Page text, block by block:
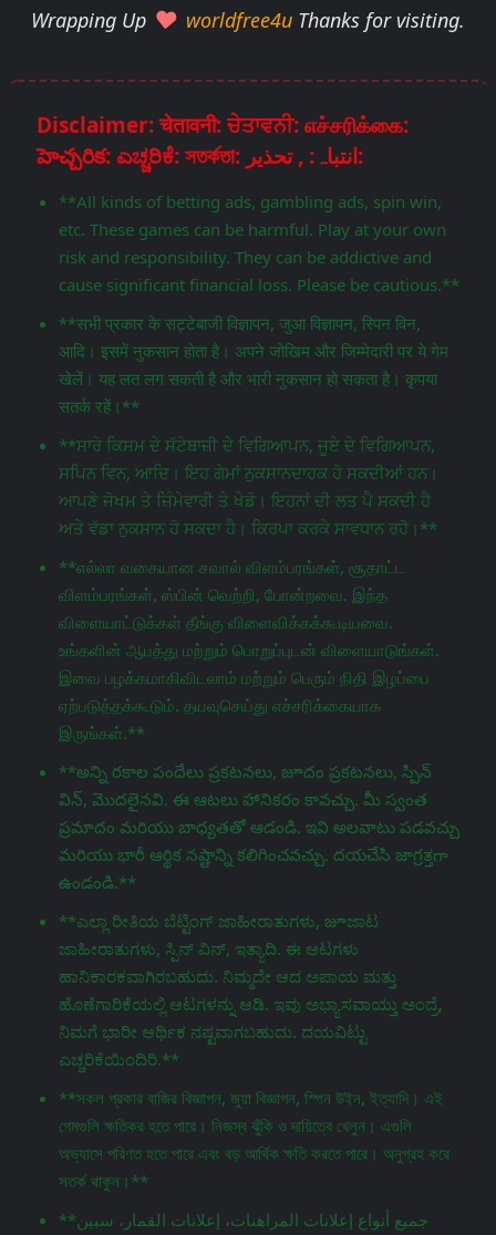
Wrapping Up worldfree4u Thanks for visiting.
Disclaimer: चेतावनी: ਚੇਤਾਵਨੀ: எச்சரிக்கை:
హెచ్చరిక: ಎಚ್ಚರಿಕೆ: সতর্কতা: انتباہ: , تحذير:
**All kinds of betting ads, gambling ads, spin win,
etc. These games can be harmful. Play at your own
risk and responsibility. They can be addictive and
cause significant financial loss. Please be cautious.**
**सभी प्रकार के सट्टेबाजी विज्ञापन, जुआ विज्ञापन, स्पिन विन,
आदि। इसमें नुकसान होता है। अपने जोखिम और जिम्मेदारी पर ये गेम
खेलें। यह लत लग सकती है और भारी नुकसान हो सकता है। कृपया
सतर्क रहें।**
**ਸਾਰੇ ਕਿਸਮ ਦੇ ਸੱਟੇਬਾਜ਼ੀ ਦੇ ਵਿਗਿਆਪਨ, ਜੂਏ ਦੇ ਵਿਗਿਆਪਨ,
ਸਪਿਨ ਵਿਨ, ਆਦਿ। ਇਹ ਗੇਮਾਂ ਨੁਕਸਾਨਦਾਹਕ ਹੋ ਸਕਦੀਆਂ ਹਨ।
ਆਪਣੇ ਜੋਖਮ ਤੇ ਜ਼ਿੰਮੇਵਾਰੀ ਤੇ ਖੇਡੋ। ਇਹਨਾਂ ਦੀ ਲਤ ਪੈ ਸਕਦੀ ਹੈ
ਅਤੇ ਵੱਡਾ ਨੁਕਸਾਨ ਹੋ ਸਕਦਾ ਹੈ। ਕਿਰਪਾ ਕਰਕੇ ਸਾਵਧਾਨ ਰਹੋ।**
**எல்லா வகையான சவால் விளம்பரங்கள், சூதாட்ட
விளம்பரங்கள், ஸ்பின் வெற்றி, போன்றவை. இந்த
விளையாட்டுக்கள் தீங்கு விளைவிக்கக்கூடியவை.
உங்களின் ஆபத்து மற்றும் பொறுப்புடன் விளையாடுங்கள்.
இவை பழக்கமாகிவிடலாம் மற்றும் பெரும் நிதி இழப்பை
ஏற்படுத்தக்கூடும். தயவுசெய்து எச்சரிக்கையாக
இருங்கள்.**
**అన్ని రకాల పందేలు ప్రకటనలు, జూదం ప్రకటనలు, స్పిన్
విన్, మొదలైనవి. ఈ ఆటలు హానికరం కావచ్చు. మీ స్వంత
ప్రమాదం మరియు బాధ్యతతో ఆడండి. ఇవి అలవాటు పడవచ్చు
మరియు భారీ ఆర్థిక నష్టాన్ని కలిగించవచ్చు. దయచేసి జాగ్రತ್ತగా
ఉండండి.**
**ಎಲ್ಲಾ ರೀತಿಯ ಬೆಟ್ಟಿಂಗ್ ಜಾಹೀರಾತುಗಳು, జూಜಾಟ
ಜಾಹೀರಾತುಗಳು, ಸ್ಪಿನ್ ವಿನ್, ಇತ್ಯಾದಿ. ಈ ಆಟಗಳು
ಹಾನಿಕಾರಕವಾಗಿರಬಹುದು. ನಿಮ್ಮದೇ ಆದ ಅಪಾಯ ಮತ್ತು
ಹೊಣೆಗಾರಿಕೆಯಲ್ಲಿ ಆಟಗಳನ್ನು ಆಡಿ. ಇವು ಅಭ್ಯಾಸವಾಯ್ತು ಅಂದ್ರೆ,
ನಿಮಗೆ ಭಾರೀ ಆರ್ಥಿಕ ನಷ್ಟವಾಗಬಹುದು. ದಯವಿಟ್ಟು
ಎಚ್ಚರಿಕೆಯಿಂದಿರಿ.**
**সকল প্রকার বাজির বিজ্ঞাপন, জুয়া বিজ্ঞাপন, স্পিন উইন, ইত্যাদি। এই
গেমগুলি ক্ষতিকর হতে পারে। নিজস্ব ঝুঁকি ও দায়িত্বে খেলুন। এগুলি
অভ্যাসে পরিণত হতে পারে এবং বড় আর্থিক ক্ষতি করতে পারে। অনুগ্রহ করে
সতর্ক থাকুন।**
**جميع أنواع إعلانات المراهنات، إعلانات القمار، سبين